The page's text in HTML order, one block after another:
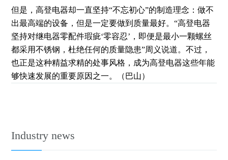
但是，高登电器却一直坚持“不忘初心”的制造理念：做不
出最高端的设备，但是一定要做到质量最好。“高登电器
坚持对继电器零配件瑕疵‘零容忍’ ，即便是最小一颗螺丝
都采用不锈钢，杜绝任何的质量隐患”周 义说道。不过，
也正是这种精益求精的处事风格， 成为高登电器这些年能
够快速发展的重要原因之一。
（巴山）
Industry news